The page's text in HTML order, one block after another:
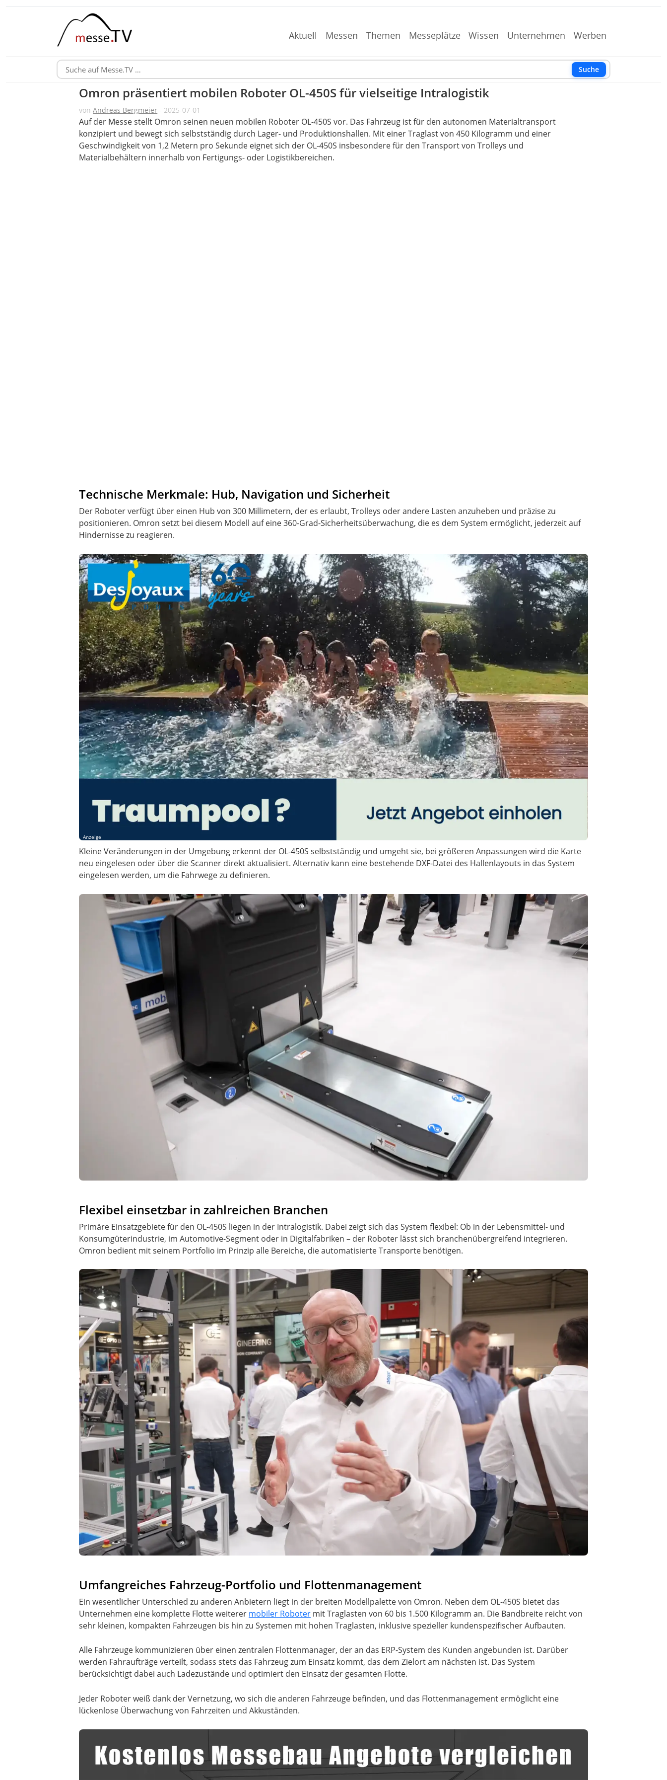
Aktuell Messen Themen Messeplätze Wissen Unternehmen Werben
Suche
Omron präsentiert mobilen Roboter OL-450S für vielseitige Intralogistik
vonAndreas Bergmeier - 2025-07-01
Auf der Messe stellt Omron seinen neuen mobilen Roboter OL-450S vor. Das Fahrzeug ist für den autonomen Materialtransport
konzipiert und bewegt sich selbstständig durch Lager- und Produktionshallen. Mit einer Traglast von 450 Kilogramm und einer
Geschwindigkeit von 1,2 Metern pro Sekunde eignet sich der OL-450S insbesondere für den Transport von Trolleys und
Materialbehältern innerhalb von Fertigungs- oder Logistikbereichen.
Technische Merkmale: Hub, Navigation und Sicherheit
Der Roboter verfügt über einen Hub von 300 Millimetern, der es erlaubt, Trolleys oder andere Lasten anzuheben und präzise zu
positionieren. Omron setzt bei diesem Modell auf eine 360-Grad-Sicherheitsüberwachung, die es dem System ermöglicht, jederzeit auf
Hindernisse zu reagieren.
Anzeige
Kleine Veränderungen in der Umgebung erkennt der OL-450S selbstständig und umgeht sie, bei größeren Anpassungen wird die Karte
neu eingelesen oder über die Scanner direkt aktualisiert. Alternativ kann eine bestehende DXF-Datei des Hallenlayouts in das System
eingelesen werden, um die Fahrwege zu definieren.
Flexibel einsetzbar in zahlreichen Branchen
Primäre Einsatzgebiete für den OL-450S liegen in der Intralogistik. Dabei zeigt sich das System flexibel: Ob in der Lebensmittel- und
Konsumgüterindustrie, im Automotive-Segment oder in Digitalfabriken – der Roboter lässt sich branchenübergreifend integrieren.
Omron bedient mit seinem Portfolio im Prinzip alle Bereiche, die automatisierte Transporte benötigen.
Umfangreiches Fahrzeug-Portfolio und Flottenmanagement
Ein wesentlicher Unterschied zu anderen Anbietern liegt in der breiten Modellpalette von Omron. Neben dem OL-450S bietet das
Unternehmen eine komplette Flotte weiterer mobiler Roboter mit Traglasten von 60 bis 1.500 Kilogramm an. Die Bandbreite reicht von
sehr kleinen, kompakten Fahrzeugen bis hin zu Systemen mit hohen Traglasten, inklusive spezieller kundenspezifischer Aufbauten.
Alle Fahrzeuge kommunizieren über einen zentralen Flottenmanager, der an das ERP-System des Kunden angebunden ist. Darüber
werden Fahraufträge verteilt, sodass stets das Fahrzeug zum Einsatz kommt, das dem Zielort am nächsten ist. Das System
berücksichtigt dabei auch Ladezustände und optimiert den Einsatz der gesamten Flotte.
Jeder Roboter weiß dank der Vernetzung, wo sich die anderen Fahrzeuge befinden, und das Flottenmanagement ermöglicht eine
lückenlose Überwachung von Fahrzeiten und Akkuständen.